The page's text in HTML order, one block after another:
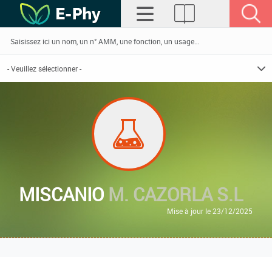
MISCANIO M. CAZORLA S.L
Mise à jour le 23/12/2025